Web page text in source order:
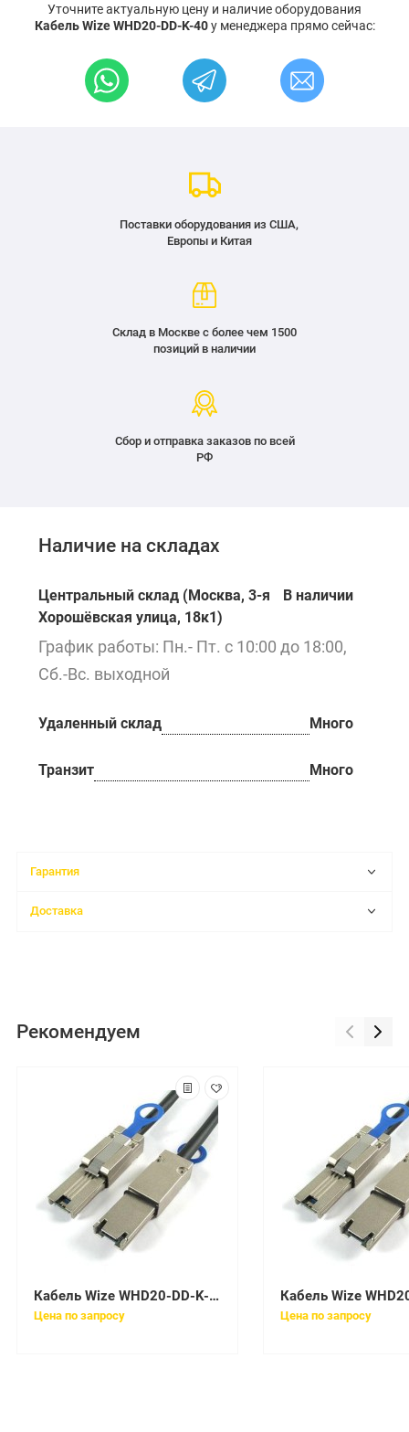
Уточните актуальную цену и наличие оборудования
Кабель Wize WHD20-DD-K-40у менеджера прямо сейчас:
Поставки оборудования из США,
Европы и Китая
Склад в Москве с более чем 1500
позиций в наличии
Сбор и отправка заказов по всей
РФ
Наличие на складах
Центральный склад (Москва, 3-я
Хорошёвская улица, 18к1)
В наличии
График работы: Пн.- Пт. с 10:00 до 18:00,
Сб.-Вс. выходной
Удаленный склад Много
Транзит Много
Гарантия
Доставка
Рекомендуем
Кабель Wize WHD20-DD-K-30
Цена по запросу Цена по запросу